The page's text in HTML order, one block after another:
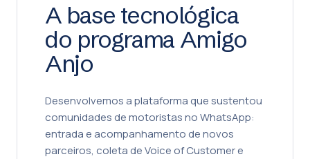
A base tecnológica
do programa Amigo
Anjo
Desenvolvemos a plataforma que sustentou
comunidades de motoristas no WhatsApp:
entrada e acompanhamento de novos
parceiros, coleta de Voice of Customer e